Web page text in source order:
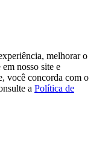
melhorar o
nosso site e
você concorda com o
a Política de